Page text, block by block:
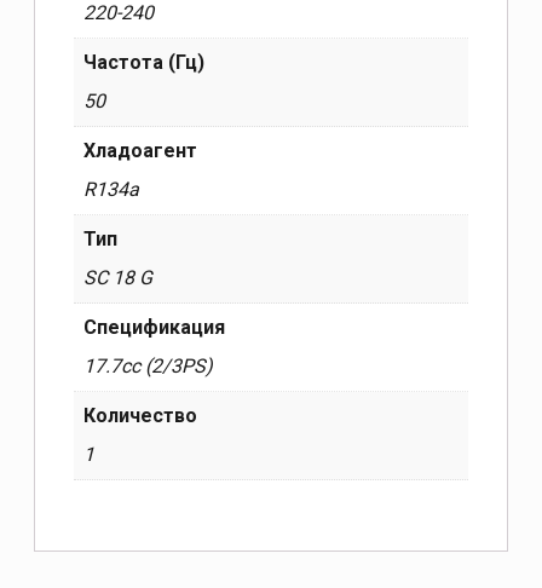
220-240
Частота (Гц)
50
Хладоагент
R134a
Тип
SC 18 G
Спецификация
17.7cc (2/3PS)
Количество
1